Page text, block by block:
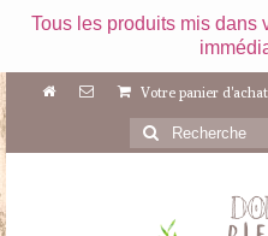
Tous les produits mis dans
Votre panier
Rechercher
: